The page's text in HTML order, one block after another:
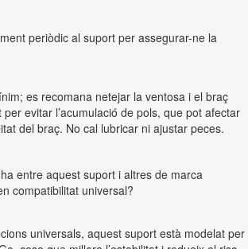
periòdic al suport per assegurar-ne la
es recomana netejar la ventosa i el braç
evitar l’acumulació de pols, que pot afectar
del braç. No cal lubricar ni ajustar peces.
entre aquest suport i altres de marca
compatibilitat universal?
universals, aquest suport està modelat per